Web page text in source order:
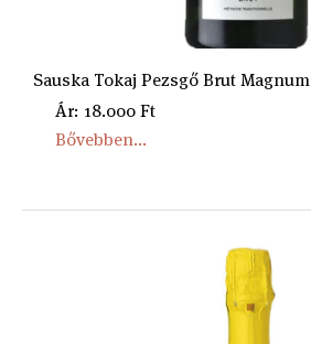
Sauska Tokaj Pezsgő Brut Magnum
Ár: 18.000 Ft
Bővebben...